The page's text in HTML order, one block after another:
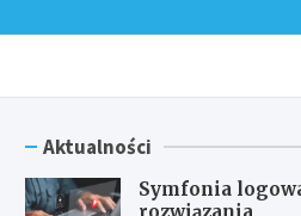
Aktualności
Symfonia